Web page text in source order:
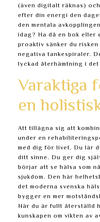
(även digitalt räknas)
efter din energi den
den mentala
idag? Ha då en bok eller
proaktiv sänker du
negativa tankespiraler.
lyckad återhämtning i
Varaktiga
en
Att tillägna sig att
under en
med dig för livet. Du lär
ditt sinne. Du ger dig
börjar att se hälsa som
sjukdom. Den här
det moderna svenska
bygger en mer
När du är fullt återställd
kunskapen om vikten av